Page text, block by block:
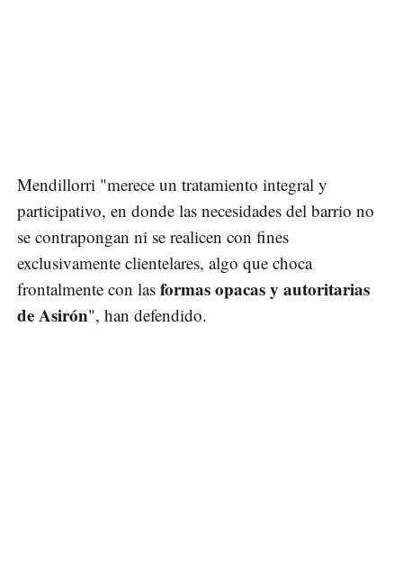
Mendillorri "merece un tratamiento integral y
participativo, en donde las necesidades del barrio no
se contrapongan ni se realicen con fines
exclusivamente clientelares, algo que choca
frontalmente con las formas opacas y autoritarias
de Asirón", han defendido.